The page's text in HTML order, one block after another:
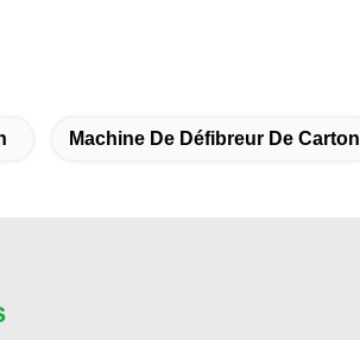
Machine De Défibreur De Carton